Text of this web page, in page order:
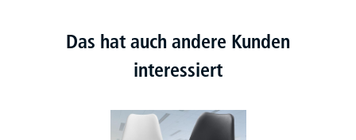
Das hat auch andere Kunden
interessiert